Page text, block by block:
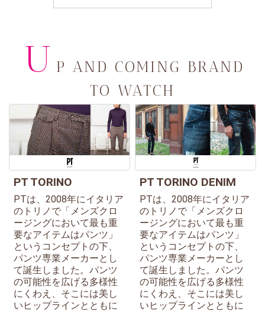
U P AND COMING BRAND
TO WATCH
PT TORINO
PTは、2008年にイタリア
のトリノで「メンズクロ
ージングにおいて最も重
要なアイテムはパンツ」
というコンセプトの下、
パンツ専業メーカーとし
て誕生しました。パンツ
の可能性を広げる多様性
にくわえ、そこには美し
いヒップラインとともに
PT TORINO DENIM
PTは、2008年にイタリア
のトリノで「メンズクロ
ージングにおいて最も重
要なアイテムはパンツ」
というコンセプトの下、
パンツ専業メーカーとし
て誕生しました。パンツ
の可能性を広げる多様性
にくわえ、そこには美し
いヒップラインとともに